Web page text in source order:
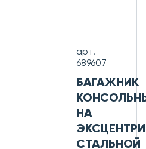
арт.
689607
БАГАЖНИК
НА
СТАЛЬНОЙ